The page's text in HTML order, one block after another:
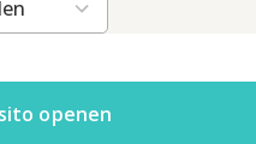
openen